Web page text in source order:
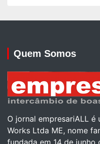
Quem Somos
O jornal empresariALL
Works Ltda ME, nome
fundada em 14 de junho